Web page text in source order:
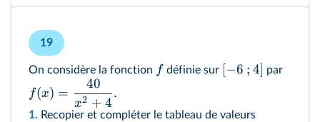
19
On considère la fonction f définie sur [−6 ; 4] par
f(x) =
x2 + 4
40
.
1. Recopier et compléter le tableau de valeurs